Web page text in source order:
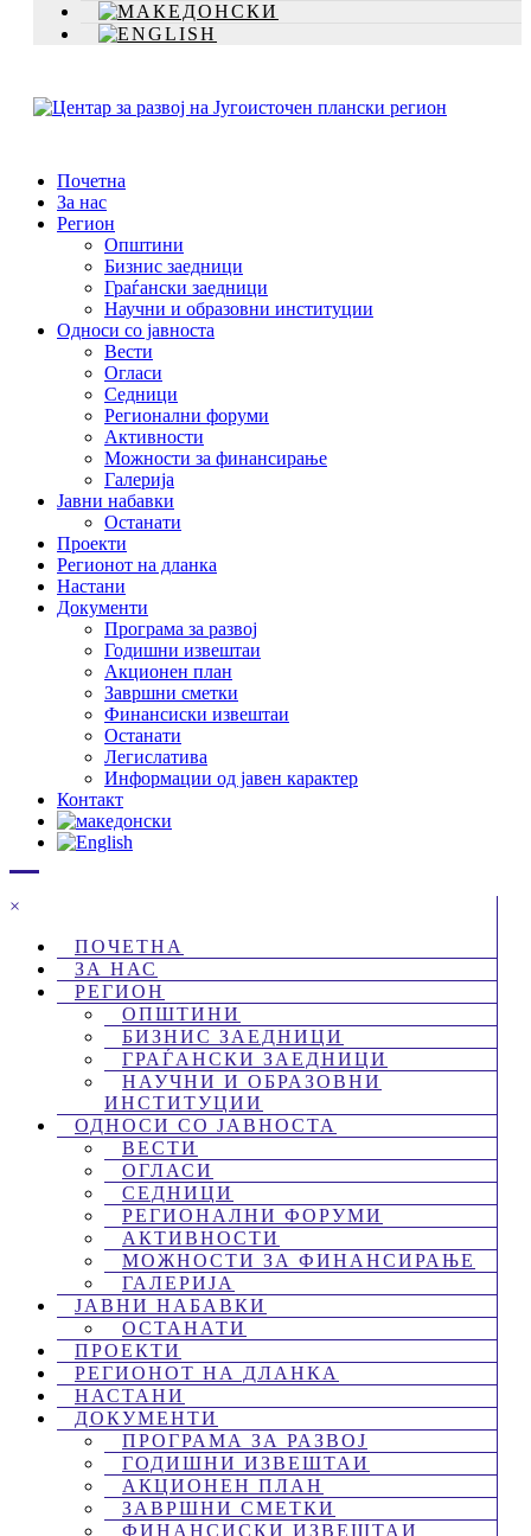
Почетна
За нас
Регион
Општини
Бизнис заедници
Граѓански заедници
Научни и образовни институции
Односи со јавноста
Вести
Огласи
Седници
Регионални форуми
Активности
Можности за финансирање
Галерија
Јавни набавки
Останати
Проекти
Регионот на дланка
Настани
Документи
Програма за развој
Годишни извештаи
Акционен план
Завршни сметки
Финансиски извештаи
Останати
Легислатива
Информации од јавен карактер
Контакт
×
ПОЧЕТНА
ЗА НАС
РЕГИОН
ОПШТИНИ
БИЗНИС ЗАЕДНИЦИ
ГРАЃАНСКИ ЗАЕДНИЦИ
НАУЧНИ И ОБРАЗОВНИ
ИНСТИТУЦИИ
ОДНОСИ СО ЈАВНОСТА
ВЕСТИ
ОГЛАСИ
СЕДНИЦИ
РЕГИОНАЛНИ ФОРУМИ
АКТИВНОСТИ
МОЖНОСТИ ЗА ФИНАНСИРАЊЕ
ГАЛЕРИЈА
ЈАВНИ НАБАВКИ
ОСТАНАТИ
ПРОЕКТИ
РЕГИОНОТ НА ДЛАНКА
НАСТАНИ
ДОКУМЕНТИ
ПРОГРАМА ЗА РАЗВОЈ
ГОДИШНИ ИЗВЕШТАИ
АКЦИОНЕН ПЛАН
ЗАВРШНИ СМЕТКИ
ФИНАНСИСКИ ИЗВЕШТАИ